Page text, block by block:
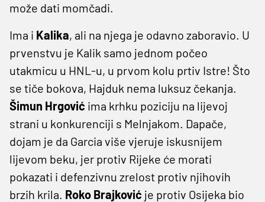
može dati momčadi.
Ima i Kalika, ali na njega je odavno zaboravio. U
prvenstvu je Kalik samo jednom počeo
utakmicu u HNL-u, u prvom kolu prtiv Istre! Što
se tiče bokova, Hajduk nema luksuz čekanja.
Šimun Hrgović ima krhku poziciju na lijevoj
strani u konkurenciji s Melnjakom. Dapače,
dojam je da Garcia više vjeruje iskusnijem
lijevom beku, jer protiv Rijeke će morati
pokazati i defenzivnu zrelost protiv njihovih
brzih krila. Roko Brajković je protiv Osijeka bio